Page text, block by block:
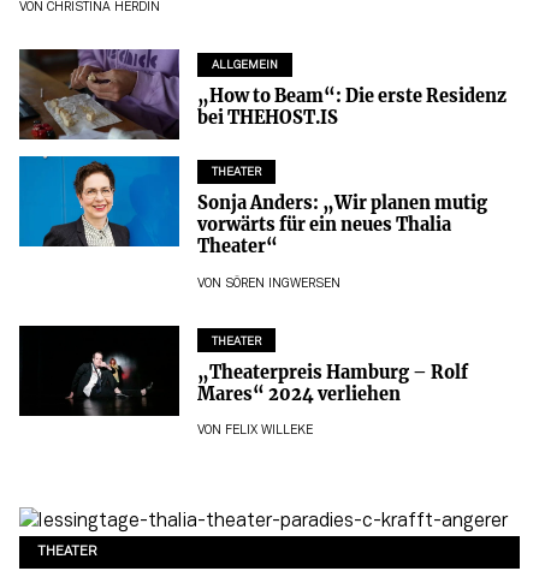
VON CHRISTINA HERDIN
ALLGEMEIN
„How to Beam“: Die erste Residenz
bei THEHOST.IS
THEATER
Sonja Anders: „Wir planen mutig
vorwärts für ein neues Thalia
Theater“
VON SÖREN INGWERSEN
THEATER
„Theaterpreis Hamburg – Rolf
Mares“ 2024 verliehen
VON FELIX WILLEKE
THEATER